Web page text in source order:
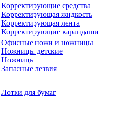
Корректирующие средства
Корректирующая жидкость
Корректирующая лента
Корректирующие карандаши
Офисные ножи и ножницы
Ножницы детские
Ножницы
Запасные лезвия
Лотки для бумаг